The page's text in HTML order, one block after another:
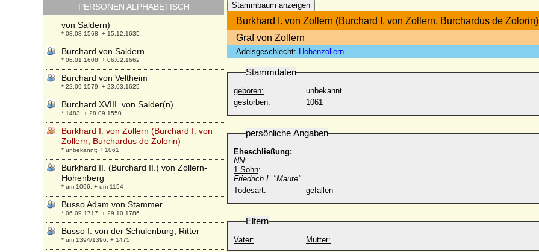
Stammbaum anzeigen
Burkhard I. von Zollern (Burchard I. von Zollern, Burchardus de Zolorin)
Graf von Zollern
Adelsgeschlecht: Hohenzollern
Stammdaten
geboren:
unbekannt
gestorben:
1061
persönliche Angaben
Eheschließung:
NN:
1 Sohn:
Friedrich I. "Maute"
Todesart:
gefallen
Eltern
Vater: Mutter:
PERSONEN ALPHABETISCH
Burchard von Saldern (auch Burckhard IX.
von Saldern)
* 08.08.1568; + 15.12.1635
Burchard von Saldern .
* 06.01.1608; + 06.02.1662
Burchard von Veltheim
* 22.09.1579; + 23.03.1625
Burchard XVIII. von Salder(n)
* 1483; + 28.09.1550
Burkhard I. von Zollern (Burchard I. von
Zollern, Burchardus de Zolorin)
* unbekannt; + 1061
Burkhard II. (Burchard II.) von Zollern-
Hohenberg
* um 1096; + um 1154
Busso Adam von Stammer
* 06.09.1717; + 29.10.1786
Busso I. von der Schulenburg, Ritter
* um 1394/1396; + 1475